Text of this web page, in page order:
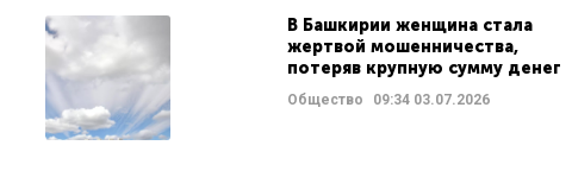
В Башкирии женщина стала
жертвой мошенничества,
потеряв крупную сумму денег
Общество 09:3403.07.2026